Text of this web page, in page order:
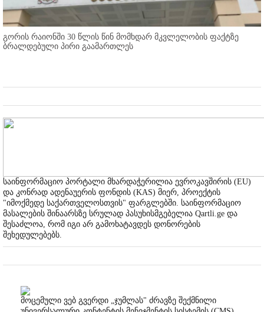
გორის რაიონში 30 წლის წინ მომხდარ მკვლელობის ფაქტზე
ბრალდებული პირი გაამართლეს
საინფორმაციო პორტალი მხარდაჭერილია ევროკავშირის (EU)
და კონრად ადენაუერის ფონდის (KAS) მიერ, პროექტის
"იმოქმედე საქართველოსთვის" ფარგლებში. საინფორმაციო
მასალების შინაარსზე სრულად პასუხისმგებელია Qartli.ge და
შესაძლოა, რომ იგი არ გამოხატავდეს დონორების
შეხედულებებს.
მოცემული ვებ გვერდი „ჯუმლას" ძრავზე შექმნილი